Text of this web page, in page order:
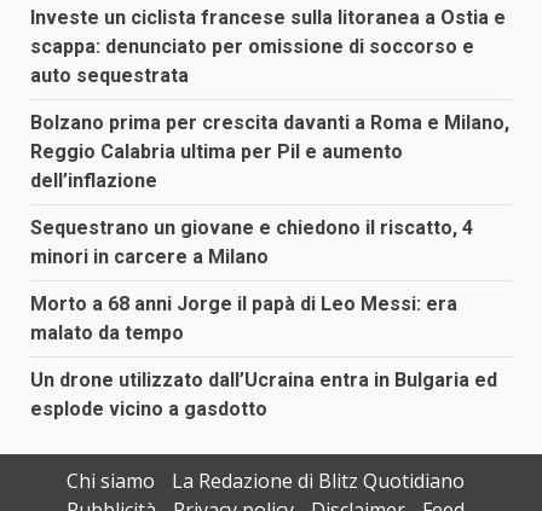
Investe un ciclista francese sulla litoranea a Ostia e
scappa: denunciato per omissione di soccorso e
auto sequestrata
Bolzano prima per crescita davanti a Roma e Milano,
Reggio Calabria ultima per Pil e aumento
dell’inflazione
Sequestrano un giovane e chiedono il riscatto, 4
minori in carcere a Milano
Morto a 68 anni Jorge il papà di Leo Messi: era
malato da tempo
Un drone utilizzato dall’Ucraina entra in Bulgaria ed
esplode vicino a gasdotto
Chi siamo
La Redazione di Blitz Quotidiano